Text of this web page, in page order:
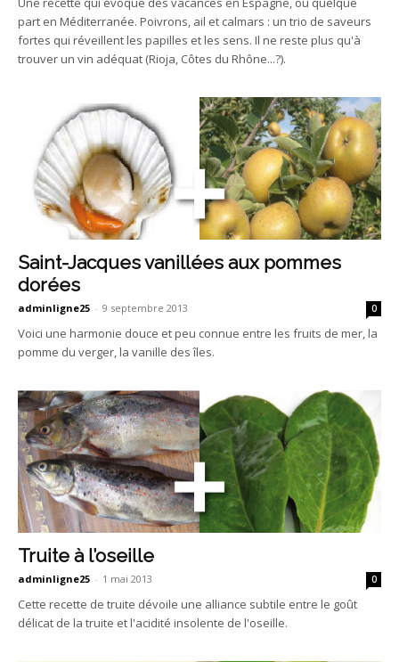
part en Méditerranée. Poivrons, ail et calmars : un trio de saveurs
fortes qui réveillent les papilles et les sens. Il ne reste plus qu'à
trouver un vin adéquat (Rioja, Côtes du Rhône...?).
Saint-Jacques vanillées aux pommes
dorées
adminligne25 - 9 septembre 2013 0
Voici une harmonie douce et peu connue entre les fruits de mer, la
pomme du verger, la vanille des îles.
Truite à l’oseille
adminligne25 - 1 mai 2013 0
Cette recette de truite dévoile une alliance subtile entre le goût
délicat de la truite et l'acidité insolente de l'oseille.